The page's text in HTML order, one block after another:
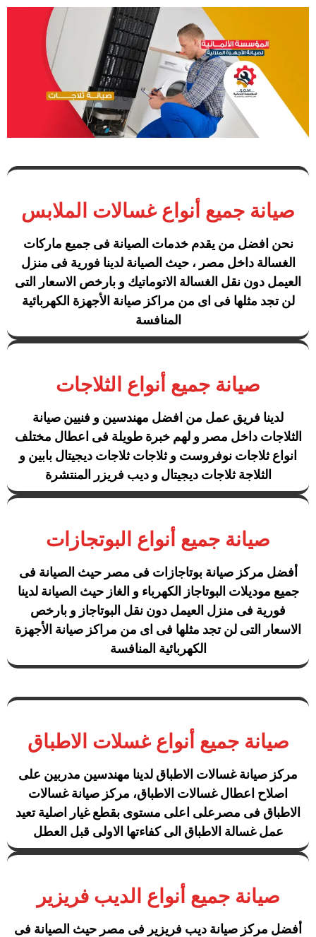
صيانة جميع أنواع غسالات الملابس
نحن افضل من يقدم خدمات الصيانة فى جميع ماركات
الغسالة داخل مصر ، حيث الصيانة لدينا فورية فى منزل
العيمل دون نقل الغسالة الاتوماتيك و بارخص الاسعار التى
لن تجد مثلها فى اى من مراكز صيانة الأجهزة الكهربائية
المنافسة
صيانة جميع أنواع الثلاجات
لدينا فريق عمل من افضل مهندسين و فنيين صيانة
الثلاجات داخل مصر و لهم خبرة طويلة فى اعطال مختلف
انواع ثلاجات نوفروست و ثلاجات ثلاجات ديجيتال بابين و
الثلاجة ثلاجات ديجيتال و ديب فريزر المنتشرة
صيانة جميع أنواع البوتجازات
أفضل مركز صيانة بوتاجازات فى مصر حيث الصيانة فى
جميع موديلات البوتاجاز الكهرباء و الغاز حيث الصيانة لدينا
فورية فى منزل العيمل دون نقل البوتاجاز و بارخص
الاسعار التى لن تجد مثلها فى اى من مراكز صيانة الأجهزة
الكهربائية المنافسة
صيانة جميع أنواع غسلات الاطباق
مركز صيانة غسالات الاطباق لدينا مهندسين مدربين على
اصلاح اعطال غسالات الاطباق، مركز صيانة غسالات
الاطباق فى مصرعلى اعلى مستوى بقطع غيار اصلية تعيد
عمل غسالة الاطباق الى كفاءتها الاولى قبل العطل
صيانة جميع أنواع الديب فريزير
أفضل مركز صيانة ديب فريزير فى مصر حيث الصيانة فى